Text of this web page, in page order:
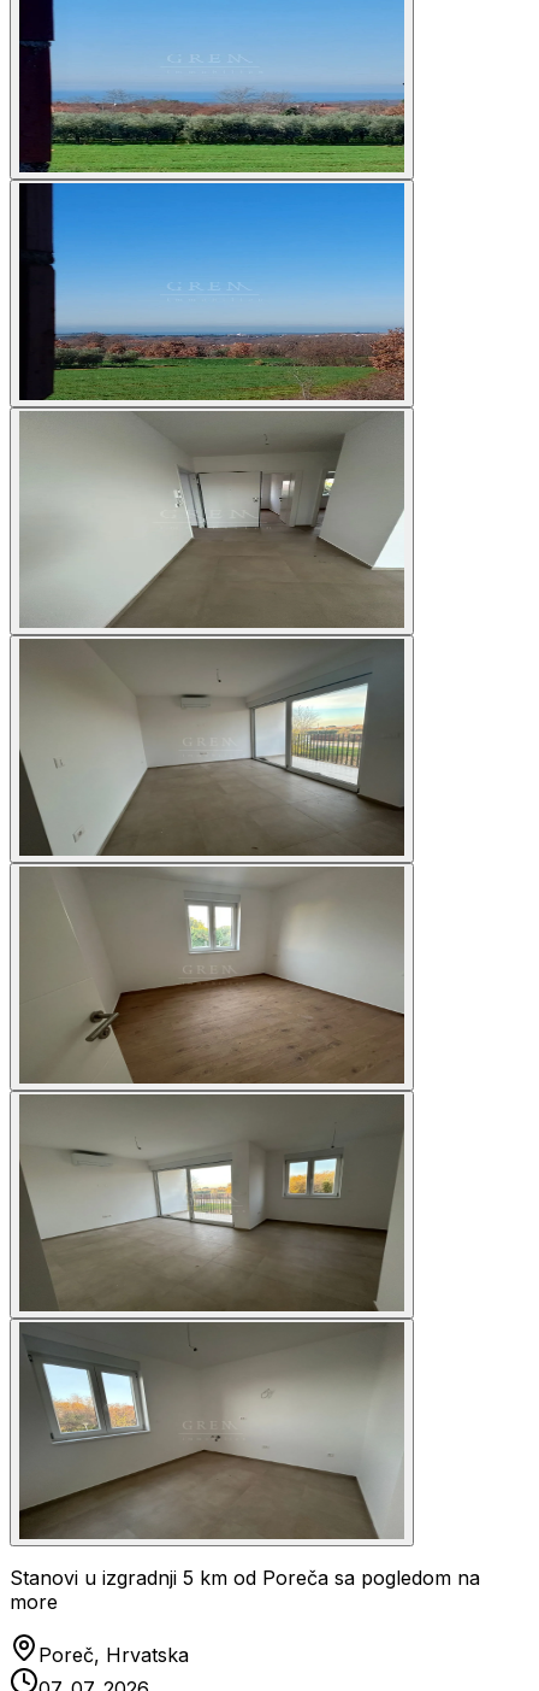
Stanovi u izgradnji 5 km od Poreča sa pogledom na
more
Poreč, Hrvatska